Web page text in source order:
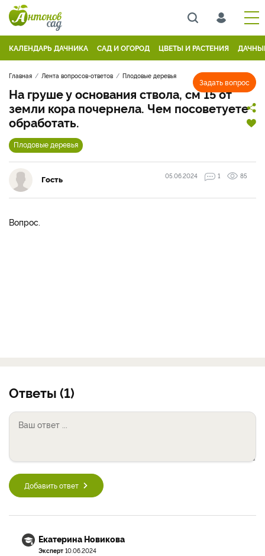
КАЛЕНДАРЬ ДАЧНИКА САД И ОГОРОД ЦВЕТЫ И РАСТЕНИЯ
Задать вопрос
Главная Лента вопросов-ответов Плодовые деревья
На груше у основания ствола, см 15 от
земли кора почернела. Чем посоветуете
обработать.
Плодовые деревья
Гость 05.06.2024 1 85
Вопрос.
Ответы (1)
Добавить ответ
Екатерина Новикова
Эксперт 10.06.2024